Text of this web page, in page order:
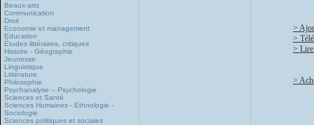
Beaux-arts
Communication
Droit
Economie et management
Education
Études littéraires, critiques
Histoire - Géographie
Jeunesse
Linguistique
Littérature
Philosophie
Psychanalyse – Psychologie
Sciences et Santé
Sciences Humaines - Ethnologie -
Sociologie
Sciences politiques et sociales
>
>
> Lire
>